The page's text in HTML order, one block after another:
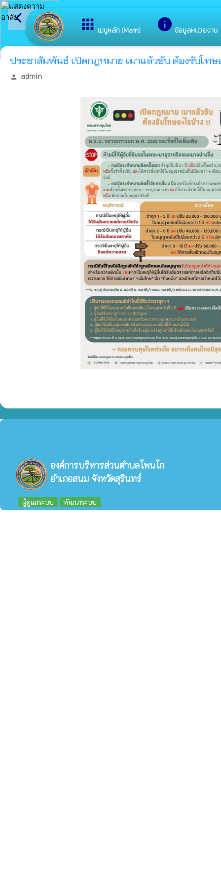
apps เมนูหลัก (Main) info ข้อมูลหน่วยงาน
arrow_back_ios กลับเมนูหลัก ยินดีต้อนรับสู่เว็บไซต์
ประชาสัมพันธ์ เปิดกฎหมาย เมาแล้วขับ ต้องรับโทษอ
person admin
องค์การบริหารส่วนตำบลโพนโก
อำเภอสนม จังหวัดสุรินทร์
ผู้ดูแลระบบ พัฒนาระบบ